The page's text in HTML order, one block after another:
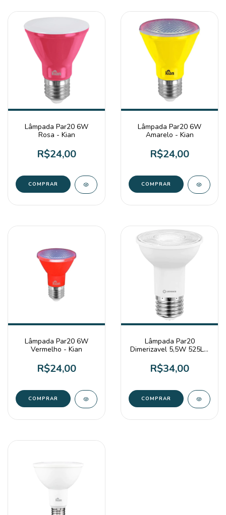
Lâmpada Par20 6W
Rosa - Kian
R$24,00
Lâmpada Par20 6W
Amarelo - Kian
R$24,00
Lâmpada Par20 6W
Vermelho - Kian
R$24,00
Lâmpada Par20
Dimerizavel 5,5W 525LM
R$34,00